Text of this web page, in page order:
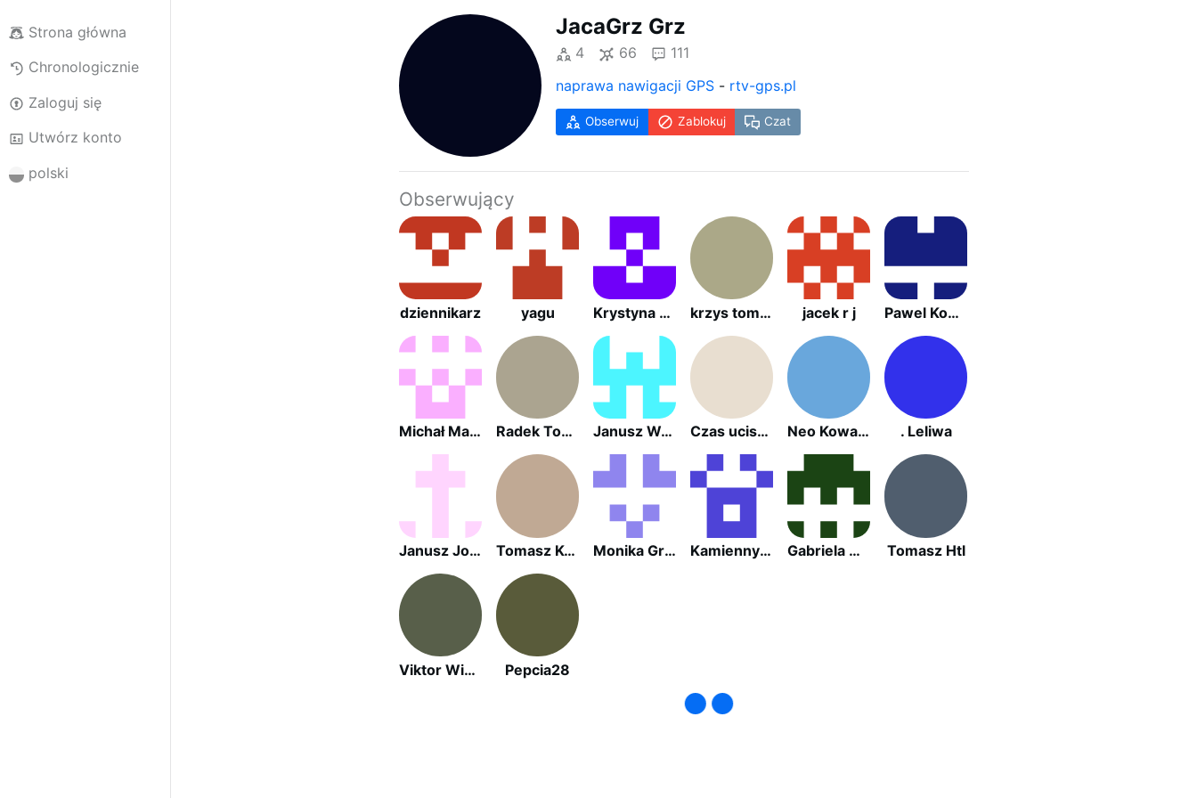
Strona główna
Chronologicznie
Zaloguj się
Utwórz konto
polski
JacaGrz Grz
4 66
111
naprawa nawigacji GPS - rtv-gps.pl
Obserwuj Zablokuj Czat
Obserwujący
dziennikarz yagu Krystyna Bartoszewska krzys tomasz jacek r j Pawel Kowalski
Michał Mazurek Radek Tomek Wilewski Janusz Wozniak Czas ucisku Neo Kowalski . Leliwa
Janusz John Kowalski Tomasz Kędziora Monika Grom Kamienny Las Gabriela Nowak Tomasz Htl
Viktor Wiktor Pepcia28